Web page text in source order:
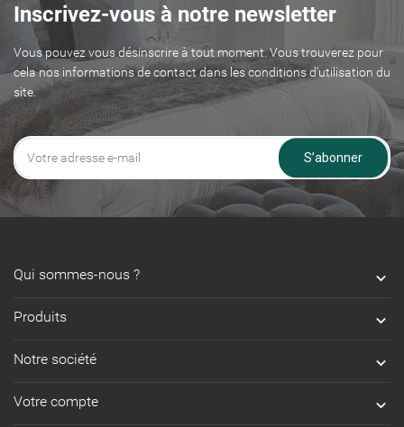
Inscrivez-vous à notre newsletter
Vous pouvez vous désinscrire à tout moment. Vous trouverez pour
cela nos informations de contact dans les conditions d'utilisation du
site.
S’abonner
Qui sommes-nous ? 
Produits 
Notre société 
Votre compte 